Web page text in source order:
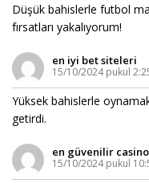
Düşük bahislerle futbol
fırsatları yakalıyorum!
en iyi bet siteleri
15/10/2024 pukul
Yüksek bahislerle
getirdi.
en güvenilir
15/10/2024 pukul